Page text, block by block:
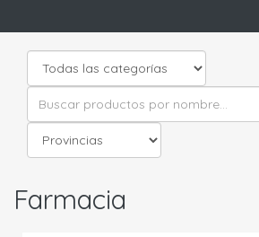
Farmacia